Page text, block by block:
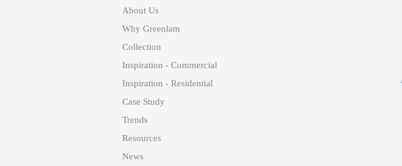
About Us
Why Greenlam
Collection
Inspiration - Commercial
Inspiration - Residential
Case Study
Trends
Resources
News